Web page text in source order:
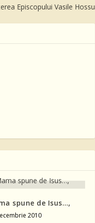
Episcopului Vasile Hossu
spune de Isus…,
2010